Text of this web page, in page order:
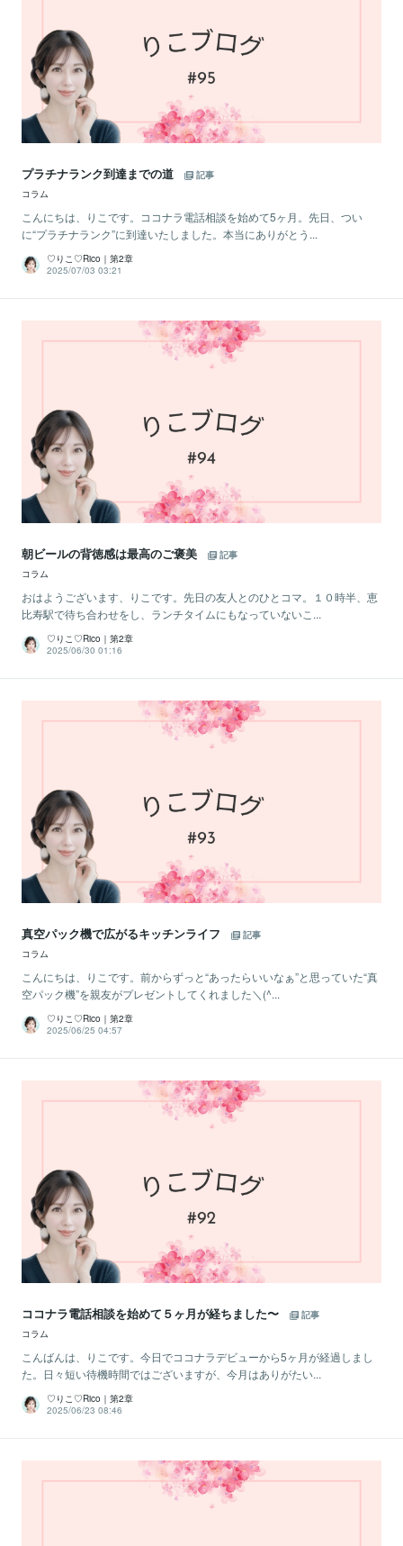
プラチナランク到達までの道
記事
コラム
こんにちは、りこです。ココナラ電話相談を始めて5ヶ月。先日、つい
に“プラチナランク”に到達いたしました。本当にありがとう...
♡りこ♡Rico｜第2章
2025/07/03 03:21
朝ビールの背徳感は最高のご褒美
記事
コラム
おはようございます、りこです。先日の友人とのひとコマ。１０時半、恵
比寿駅で待ち合わせをし、ランチタイムにもなっていないこ...
♡りこ♡Rico｜第2章
2025/06/30 01:16
真空パック機で広がるキッチンライフ
記事
コラム
こんにちは、りこです。前からずっと“あったらいいなぁ”と思っていた“真
空パック機”を親友がプレゼントしてくれました＼(^...
♡りこ♡Rico｜第2章
2025/06/25 04:57
ココナラ電話相談を始めて５ヶ月が経ちました〜
記事
コラム
こんばんは、りこです。今日でココナラデビューから5ヶ月が経過しまし
た。日々短い待機時間ではございますが、今月はありがたい...
♡りこ♡Rico｜第2章
2025/06/23 08:46